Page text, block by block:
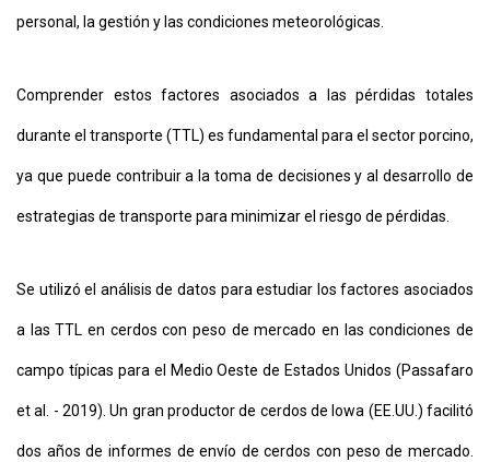
personal, la gestión y las condiciones meteorológicas.
Comprender estos factores asociados a las pérdidas totales
durante el transporte (TTL) es fundamental para el sector porcino,
ya que puede contribuir a la toma de decisiones y al desarrollo de
estrategias de transporte para minimizar el riesgo de pérdidas.
Se utilizó el análisis de datos para estudiar los factores asociados
a las TTL en cerdos con peso de mercado en las condiciones de
campo típicas para el Medio Oeste de Estados Unidos (Passafaro
et al. - 2019). Un gran productor de cerdos de Iowa (EE.UU.) facilitó
dos años de informes de envío de cerdos con peso de mercado.